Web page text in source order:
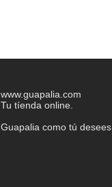
www.guapalia.com
Tu tíenda online.
Guapalia como tú desees.